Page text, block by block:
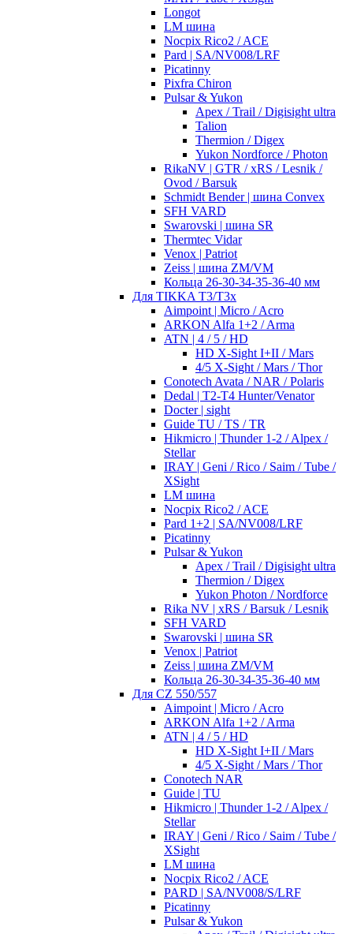
Longot
LM шина
Nocpix Rico2 / ACE
Pard | SA/NV008/LRF
Picatinny
Pixfra Chiron
Pulsar & Yukon
Apex / Trail / Digisight ultra
Talion
Thermion / Digex
Yukon Nordforce / Photon
RikaNV | GTR / xRS / Lesnik /
Ovod / Barsuk
Schmidt Bender | шина Convex
SFH VARD
Swarovski | шина SR
Thermtec Vidar
Venox | Patriot
Zeiss | шина ZM/VM
Кольца 26-30-34-35-36-40 мм
Для TIKKA T3/T3x
Aimpoint | Micro / Acro
ARKON Alfa 1+2 / Arma
ATN | 4 / 5 / HD
HD X-Sight I+II / Mars
4/5 X-Sight / Mars / Thor
Conotech Avata / NAR / Polaris
Dedal | T2-T4 Hunter/Venator
Docter | sight
Guide TU / TS / TR
Hikmicro | Thunder 1-2 / Alpex /
Stellar
IRAY | Geni / Rico / Saim / Tube /
XSight
LM шина
Nocpix Rico2 / ACE
Pard 1+2 | SA/NV008/LRF
Picatinny
Pulsar & Yukon
Apex / Trail / Digisight ultra
Thermion / Digex
Yukon Photon / Nordforce
Rika NV | xRS / Barsuk / Lesnik
SFH VARD
Swarovski | шина SR
Venox | Patriot
Zeiss | шина ZM/VM
Кольца 26-30-34-35-36-40 мм
Для CZ 550/557
Aimpoint | Micro / Acro
ARKON Alfa 1+2 / Arma
ATN | 4 / 5 / HD
HD X-Sight I+II / Mars
4/5 X-Sight / Mars / Thor
Conotech NAR
Guide | TU
Hikmicro | Thunder 1-2 / Alpex /
Stellar
IRAY | Geni / Rico / Saim / Tube /
XSight
LM шина
Nocpix Rico2 / ACE
PARD | SA/NV008/S/LRF
Picatinny
Pulsar & Yukon